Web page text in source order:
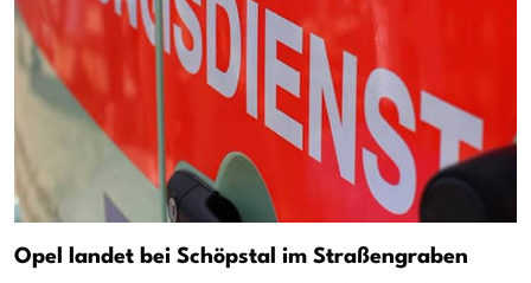
Opel landet bei Schöpstal im Straßengraben